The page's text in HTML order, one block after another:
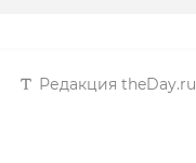
Редакция theDay.ru